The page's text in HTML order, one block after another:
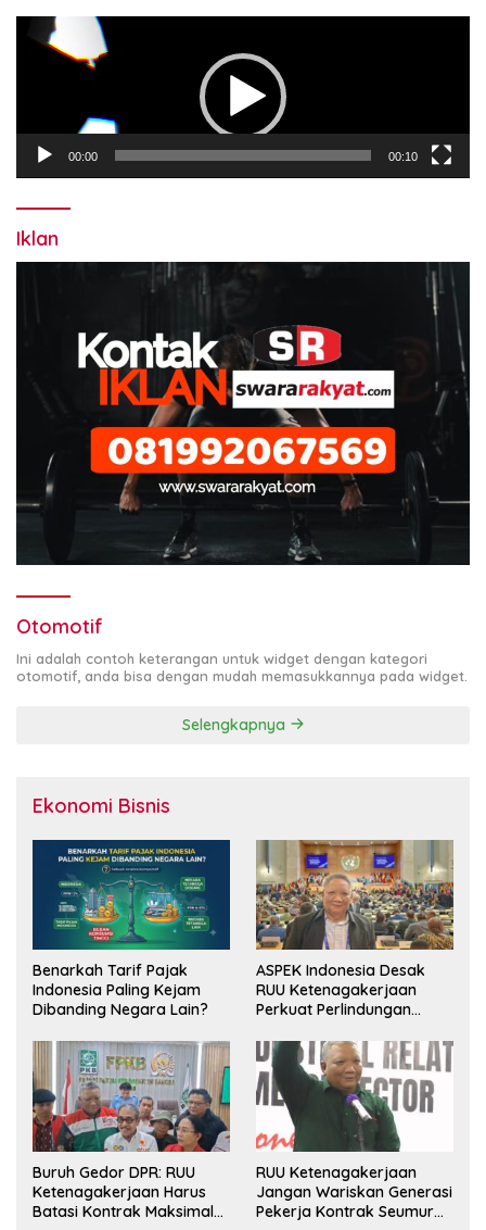
Pemutar
Video
00:00 00:10
Iklan
Otomotif
Ini adalah contoh keterangan untuk widget dengan kategori
otomotif, anda bisa dengan mudah memasukkannya pada widget.
Selengkapnya
Ekonomi Bisnis
Benarkah Tarif Pajak
Indonesia Paling Kejam
Dibanding Negara Lain?
ASPEK Indonesia Desak
RUU Ketenagakerjaan
Perkuat Perlindungan
Pesangon
Buruh Gedor DPR: RUU
Ketenagakerjaan Harus
Batasi Kontrak Maksimal
RUU Ketenagakerjaan
Jangan Wariskan Generasi
Pekerja Kontrak Seumur